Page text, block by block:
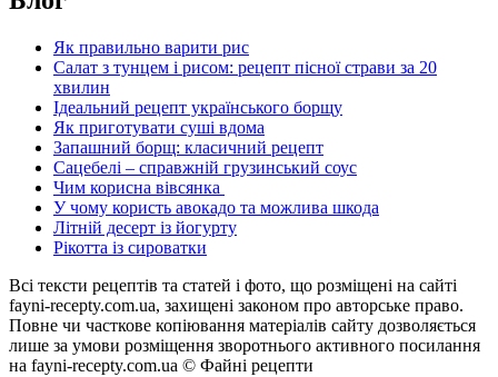
Як правильно варити рис
Салат з тунцем і рисом: рецепт пісної страви за 20
хвилин
Ідеальний рецепт українського борщу
Як приготувати суші вдома
Запашний борщ: класичний рецепт
Сацебелі – справжній грузинський соус
Чим корисна вівсянка
У чому користь авокадо та можлива шкода
Літній десерт із йогурту
Рікотта із сироватки
Всі тексти рецептів та статей і фото, що розміщені на сайті
fayni-recepty.com.ua, захищені законом про авторське право.
Повне чи часткове копіювання матеріалів сайту дозволяється
лише за умови розміщення зворотнього активного посилання
на fayni-recepty.com.ua © Файні рецепти